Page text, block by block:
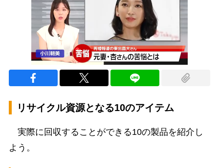
リサイクル資源となる10のアイテム
実際に回収することができる10の製品を紹介し
よう。